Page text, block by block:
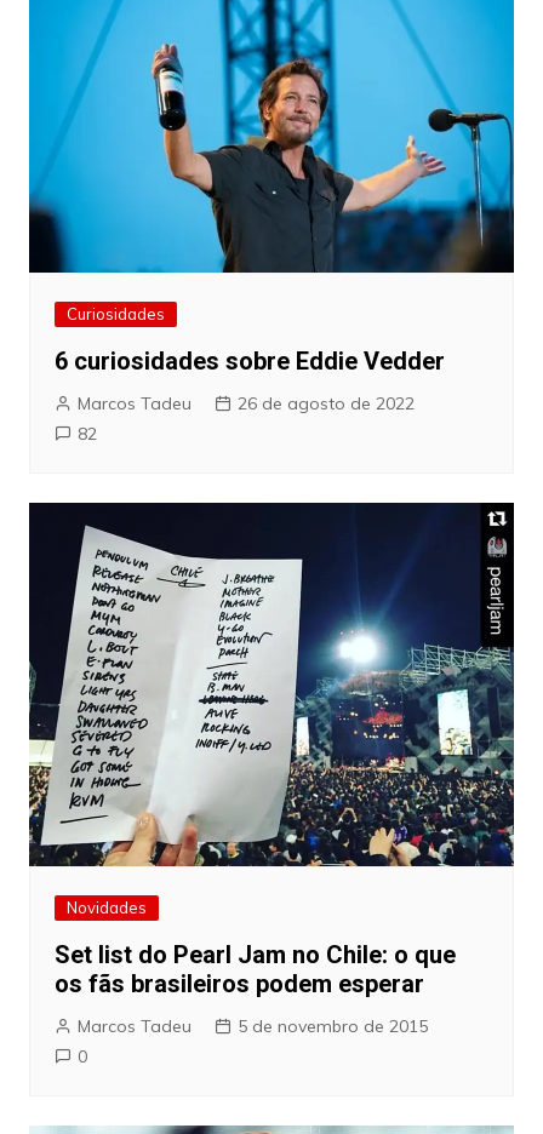
Curiosidades
6 curiosidades sobre Eddie Vedder
Marcos Tadeu
26 de agosto de 2022
82
Novidades
Set list do Pearl Jam no Chile: o que
os fãs brasileiros podem esperar
Marcos Tadeu
5 de novembro de 2015
0